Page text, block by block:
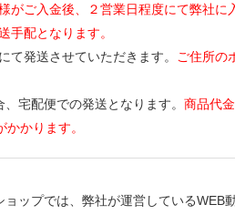
がご入金後、２営業日程度にて弊社に
手配となります。
て発送させていただきます。 ご住所の
宅配便での発送となります。 商品代
かります。
ョップでは、弊社が運営しているWEB